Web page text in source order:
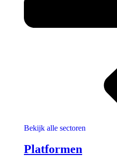
Bekijk alle sectoren
Platformen